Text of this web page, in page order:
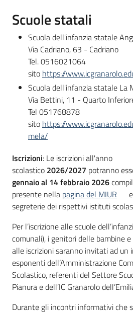
Scuole statali
Scuola dell'infanzia statale
Via Cadriano, 63 - Cadriano
Tel. 0516021064
sito https://
Scuola dell'infanzia statale La
Via Bettini, 11 - Quarto
Tel 051768878
sito https://
mela/
Iscrizioni: Le iscrizioni all'anno
scolastico 2026/2027 potranno
gennaio al 14 febbraio 2026
presente nella pagina del MIUR
segreterie dei rispettivi istituti
Per l’iscrizione alle scuole
comunali), i genitori delle bambine
alle iscrizioni saranno invitati ad un
esponenti dell’Amministrazione
Scolastico, referenti del Settore
Pianura e dell’IC Granarolo
Durante gli incontri informativi che